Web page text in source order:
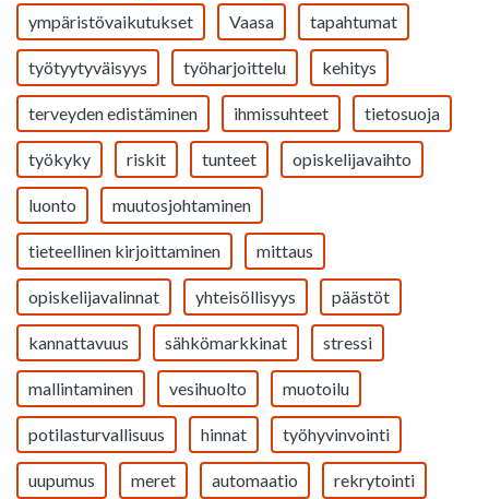
ympäristövaikutukset Vaasa tapahtumat
työtyytyväisyys työharjoittelu kehitys
terveyden edistäminen ihmissuhteet tietosuoja
työkyky riskit tunteet opiskelijavaihto
luonto muutosjohtaminen
tieteellinen kirjoittaminen mittaus
opiskelijavalinnat yhteisöllisyys päästöt
kannattavuus sähkömarkkinat stressi
mallintaminen vesihuolto muotoilu
potilasturvallisuus hinnat työhyvinvointi
uupumus meret automaatio rekrytointi